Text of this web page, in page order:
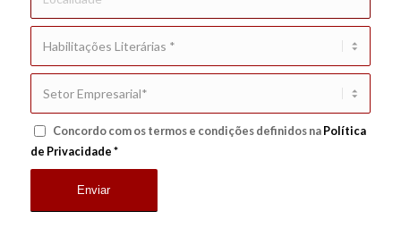
Concordo com os termos e condições definidos naPolítica
de Privacidade*